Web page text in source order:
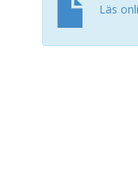
Läs